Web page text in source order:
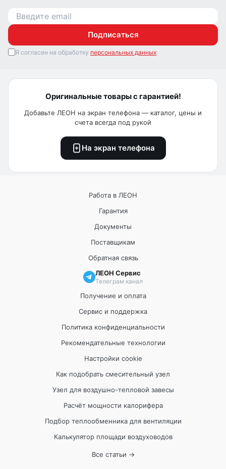
Подписаться
Я согласен на обработку персональных данных
Оригинальные товары с гарантией!
Добавьте ЛЕОН на экран телефона — каталог, цены и
счета всегда под рукой
На экран телефона
Работа в ЛЕОН
Гарантия
Документы
Поставщикам
Обратная связь
ЛЕОН Сервис
Телеграм канал
Получение и оплата
Сервис и поддержка
Политика конфиденциальности
Рекомендательные технологии
Настройки cookie
Как подобрать смесительный узел
Узел для воздушно-тепловой завесы
Расчёт мощности калорифера
Подбор теплообменника для вентиляции
Калькулятор площади воздуховодов
Все статьи →